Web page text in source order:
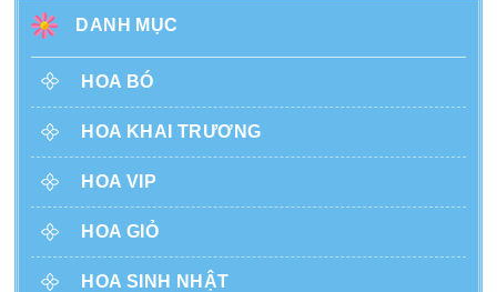
DANH MỤC
HOA BÓ
HOA KHAI TRƯƠNG
HOA VIP
HOA GIỎ
HOA SINH NHẬT